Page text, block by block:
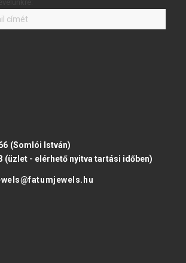
(Somlói István)
(üzlet - elérhető nyitva tartási időben)